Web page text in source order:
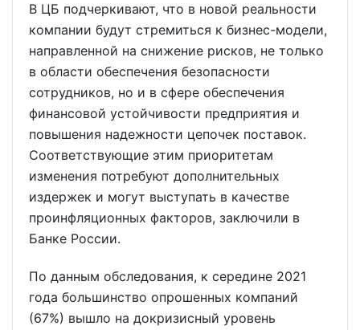
В ЦБ подчеркивают, что в новой реальности
компании будут стремиться к бизнес-модели,
направленной на снижение рисков, не только
в области обеспечения безопасности
сотрудников, но и в сфере обеспечения
финансовой устойчивости предприятия и
повышения надежности цепочек поставок.
Соответствующие этим приоритетам
изменения потребуют дополнительных
издержек и могут выступать в качестве
проинфляционных факторов, заключили в
Банке России.
По данным обследования, к середине 2021
года большинство опрошенных компаний
(67%) вышло на докризисный уровень